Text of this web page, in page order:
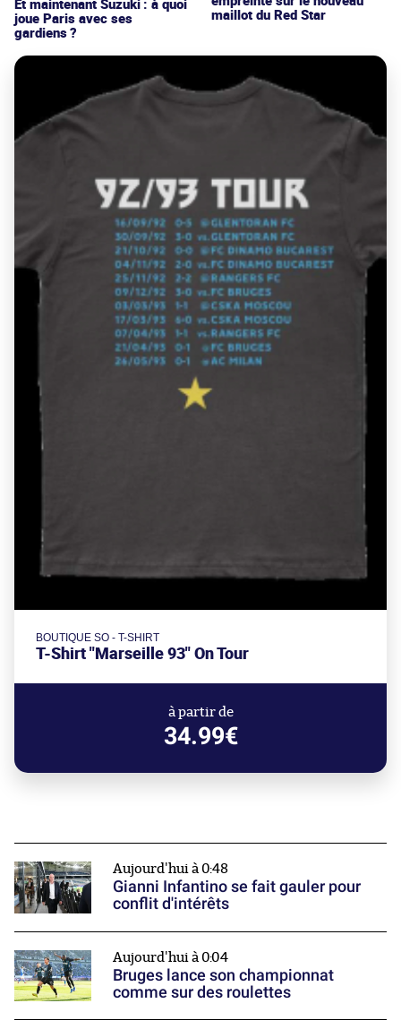
joue Paris avec ses
gardiens ?
maillot du Red Star
BOUTIQUE SO - T-SHIRT
T-Shirt "Marseille 93" On Tour
à partir de
34.99€
Aujourd'hui à 0:48
Gianni Infantino se fait gauler pour
conflit d'intérêts
Aujourd'hui à 0:04
Bruges lance son championnat
comme sur des roulettes